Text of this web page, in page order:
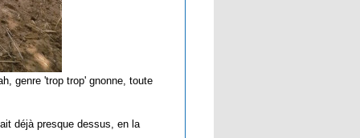
genre 'trop trop' gnonne, toute
déjà presque dessus, en la